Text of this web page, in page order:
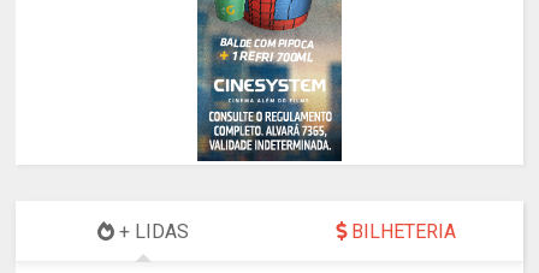
+ LIDAS BILHETERIA